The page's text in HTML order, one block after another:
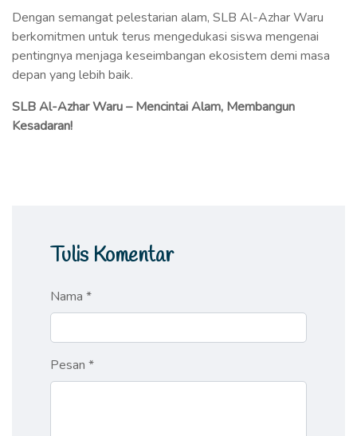
Dengan semangat pelestarian alam, SLB Al-Azhar Waru
berkomitmen untuk terus mengedukasi siswa mengenai
pentingnya menjaga keseimbangan ekosistem demi masa
depan yang lebih baik.
SLB Al-Azhar Waru – Mencintai Alam, Membangun
Kesadaran!
Tulis Komentar
Nama *
Pesan *